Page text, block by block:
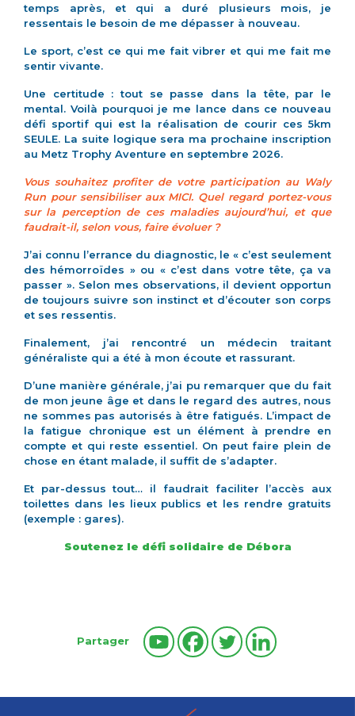
temps après, et qui a duré plusieurs mois, je
ressentais le besoin de me dépasser à nouveau.
Le sport, c’est ce qui me fait vibrer et qui me fait me
sentir vivante.
Une certitude : tout se passe dans la tête, par le
mental. Voilà pourquoi je me lance dans ce nouveau
défi sportif qui est la réalisation de courir ces 5km
SEULE. La suite logique sera ma prochaine inscription
au Metz Trophy Aventure en septembre 2026.
Vous souhaitez profiter de votre participation au Waly
Run pour sensibiliser aux MICI. Quel regard portez-vous
sur la perception de ces maladies aujourd’hui, et que
faudrait-il, selon vous, faire évoluer ?
J’ai connu l’errance du diagnostic, le « c’est seulement
des hémorroïdes » ou « c’est dans votre tête, ça va
passer ». Selon mes observations, il devient opportun
de toujours suivre son instinct et d’écouter son corps
et ses ressentis.
Finalement, j’ai rencontré un médecin traitant
généraliste qui a été à mon écoute et rassurant.
D’une manière générale, j’ai pu remarquer que du fait
de mon jeune âge et dans le regard des autres, nous
ne sommes pas autorisés à être fatigués. L’impact de
la fatigue chronique est un élément à prendre en
compte et qui reste essentiel. On peut faire plein de
chose en étant malade, il suffit de s’adapter.
Et par-dessus tout… il faudrait faciliter l’accès aux
toilettes dans les lieux publics et les rendre gratuits
(exemple : gares).
Soutenez le défi solidaire de Débora
Partager